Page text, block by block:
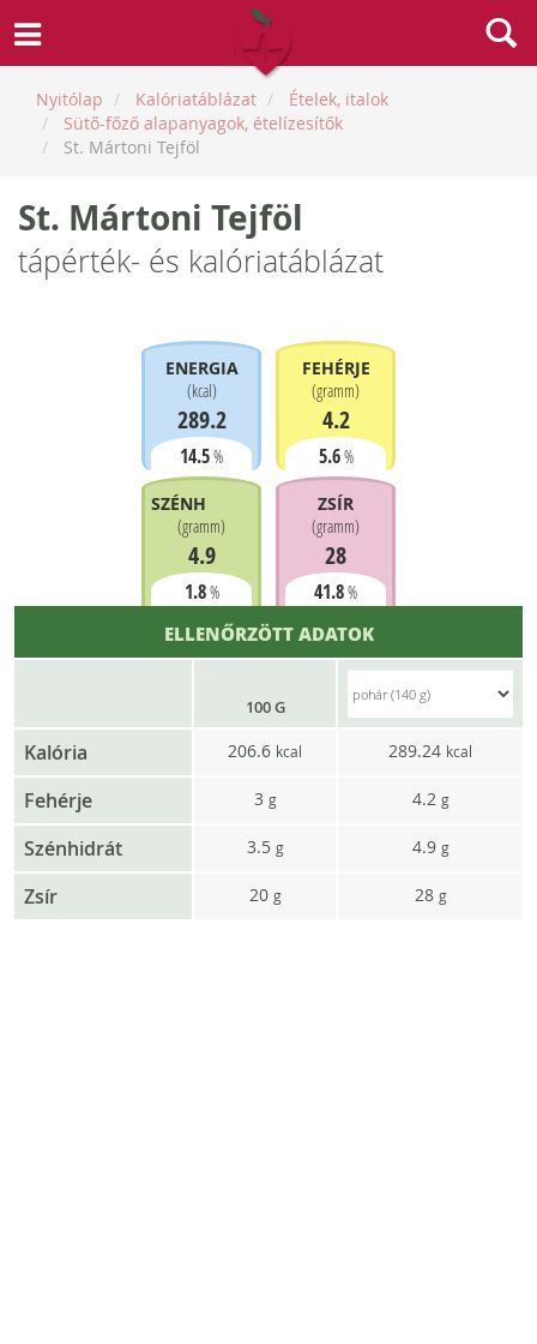
Nyitólap Kalóriatáblázat
Ételek, italok
Sütő-főző alapanyagok, ételízesítők
St. Mártoni Tejföl
St. Mártoni Tejföl
tápérték- és kalóriatáblázat
ENERGIA
(kcal)
289.2
14.5%
FEHÉRJE
(gramm)
4.2
5.6%
SZÉNHIDRÁT
(gramm)
4.9
1.8%
ZSÍR
(gramm)
28
41.8%
ELLENŐRZÖTT ADATOK
100 G
Kalória 206.6 kcal 289.24 kcal
Fehérje 3 g 4.2 g
Szénhidrát 3.5 g 4.9 g
Zsír 20 g 28 g